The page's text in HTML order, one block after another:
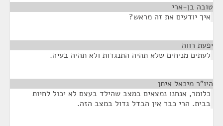
טובה בן-ארי
איך יודעים את זה מראש?
יפעת רווה
לעתים מניחים שלא תהיה התנגדות ולא תהיה בעיה.
היו"ר מיכאל איתן
כלומר, אנחנו נמצאים במצב שהילד בעצם לא יכול לחיות
בבית. הרי כבר אין הבדל גדול במצב הזה.